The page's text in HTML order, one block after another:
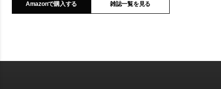
Amazonで購入する 雑誌一覧を見る